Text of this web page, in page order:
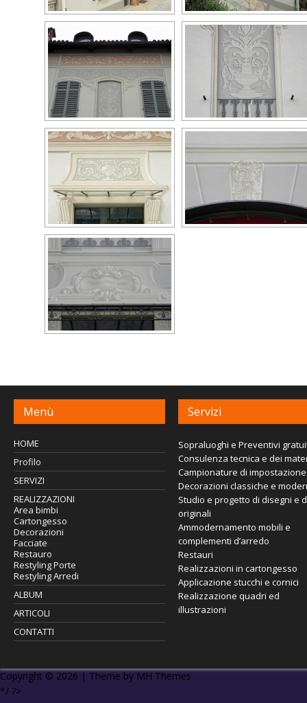
Menù
HOME
Profilo
SERVIZI
REALIZZAZIONI
Area bimbi
Cartongesso
Decorazioni
Facciate
Restauro
Restyling Porte
Restyling Arredi
ALBUM
ARTICOLI
CONTATTI
Servizi
Sopraluoghi e Preventivi
Consulenza tecnica e dei
Campionature di impostazione
Decorazioni classiche e
Studio e progetto di disegni e
originali
Ammodernamento mobili e
complementi d’arredo
Restauri
Realizzazioni in cartongesso
Applicazione stucchi e cornici
Realizzazione quadri ed
illustrazioni
Copyright © 2026 | Theme by MH Themes
*/ ?>